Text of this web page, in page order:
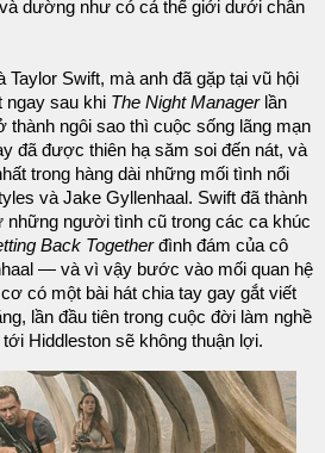
dường như có cả thế giới dưới chân
Taylor Swift, mà anh đã gặp tại vũ hội
ngay sau khi The Night Managerlần
thành ngôi sao thì cuộc sống lãng mạn
đã được thiên hạ săm soi đến nát, và
trong hàng dài những mối tình nổi
và Jake Gyllenhaal. Swift đã thành
những người tình cũ trong các ca khúc
Back Togetherđình đám của cô
— và vì vậy bước vào mối quan hệ
có một bài hát chia tay gay gắt viết
lần đầu tiên trong cuộc đời làm nghề
Hiddleston sẽ không thuận lợi.